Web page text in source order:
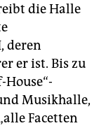
die Halle
deren
er ist. Bis zu
House“-
Musikhalle,
Facetten